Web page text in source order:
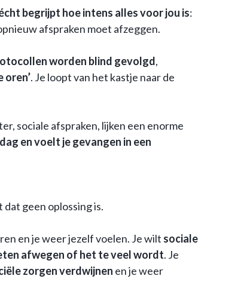
begrijpt hoe intens alles voor jou is:
afspraken moet afzeggen.
worden blind gevolgd,
oren’. Je loopt van het kastje naar de
sociale afspraken, lijken een enorme
en voelt je gevangen in een
geen oplossing is.
en je weer jezelf voelen. Je wilt sociale
afwegen of het te veel wordt. Je
zorgen verdwijnen en je weer